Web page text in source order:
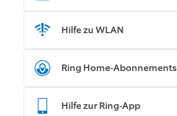
Hilfe zu WLAN
Ring Home-Abonnements
Hilfe zur Ring-App